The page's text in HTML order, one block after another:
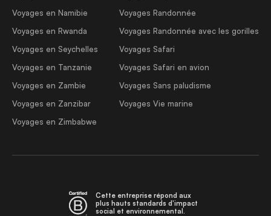
Voyages en Namibie
Voyages en Rwanda
Voyages en Seychelles
Voyages en Tanzanie
Voyages en Zambie
Voyages en Zanzibar
Voyages en Zimbabwe
Voyages Randonnée
Voyages Randonnée avec les gorilles
Voyages Safari
Voyages Safari en avion
Voyages Sans paludisme
Voyages Vie marine
Cette entreprise répond aux
plus hauts standards d'impact
social et environnemental.